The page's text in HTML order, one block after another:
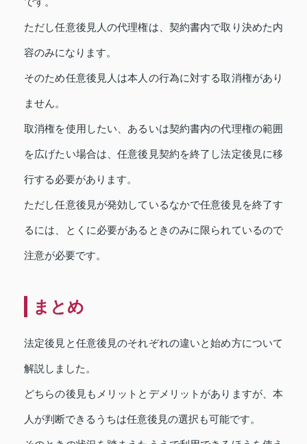
ただし任意後見人の代理権は、契約書内で取り決めた内
容のみになります。
そのため任意後見人は本人の行為に対する取消権があり
ません。
取消権を使用したい、あるいは契約書内の代理権の範囲
を広げたい場合は、任意後見契約を終了し法定後見に移
行する必要があります。
ただし任意後見が発効しているなかで任意後見を終了す
るには、とくに必要があるときのみに限られているので
注意が必要です。
まとめ
法定後見と任意後見のそれぞれの違いと始め方について
解説しました。
どちらの後見もメリットとデメリットがありますが、本
人が判断できるうちは任意後見の選択も可能です。